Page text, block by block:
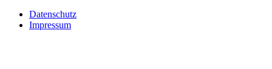
Datenschutz
Impressum